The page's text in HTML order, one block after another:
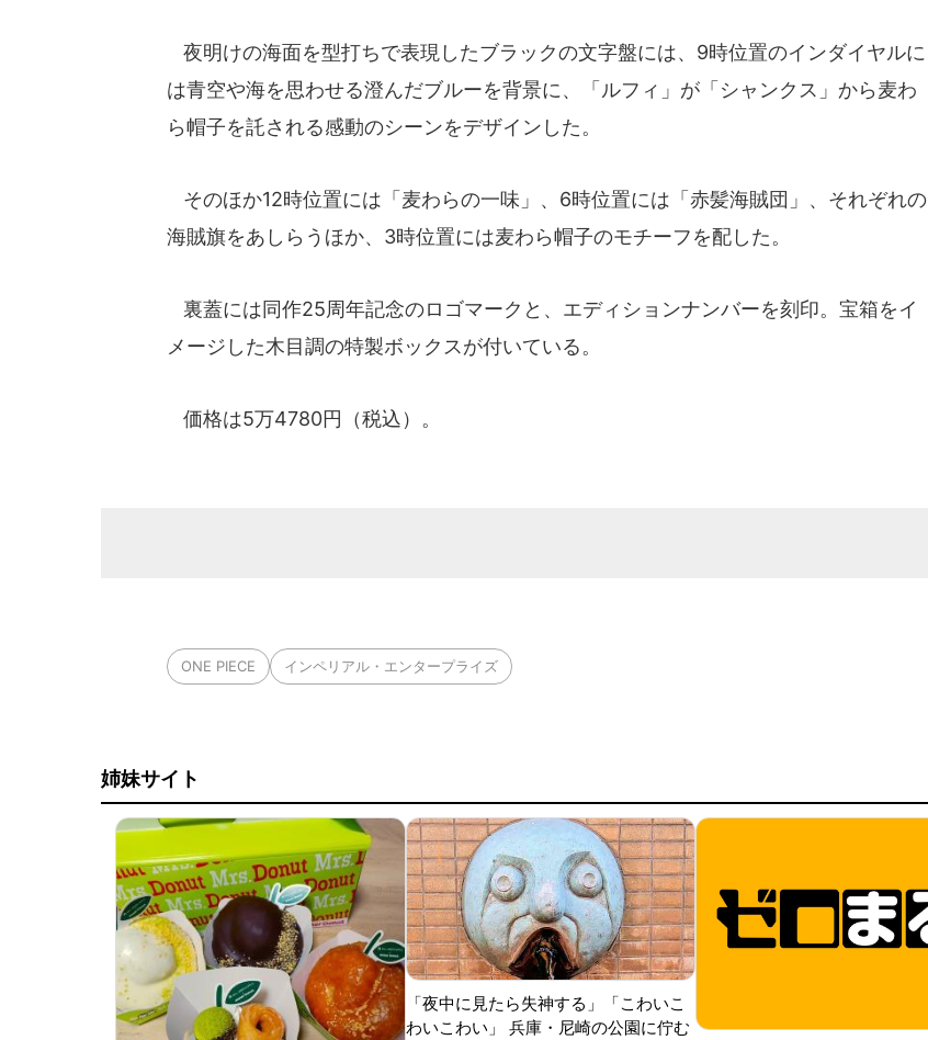
夜明けの海面を型打ちで表現したブラックの文字盤には、9時位置のインダイヤルに
は青空や海を思わせる澄んだブルーを背景に、「ルフィ」が「シャンクス」から麦わ
ら帽子を託される感動のシーンをデザインした。
そのほか12時位置には「麦わらの一味」、6時位置には「赤髪海賊団」、それぞれの
海賊旗をあしらうほか、3時位置には麦わら帽子のモチーフを配した。
裏蓋には同作25周年記念のロゴマークと、エディションナンバーを刻印。宝箱をイ
メージした木目調の特製ボックスが付いている。
価格は5万4780円（税込）。
ONE PIECE インペリアル・エンタープライズ
姉妹サイト
「夜中に見たら失神する」「こわいこ
わいこわい」 兵庫・尼崎の公園に佇む